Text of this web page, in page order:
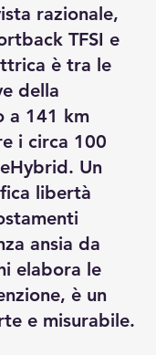
razionale,
TFSI e
è tra le
della
a 141 km
i circa 100
Un
libertà
ansia da
elabora le
è un
e misurabile.